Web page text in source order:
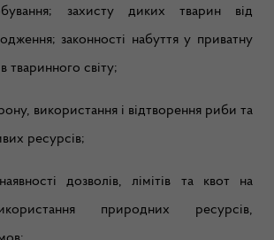
захисту диких тварин від
законності набуття у приватну
тваринного світу;
використання і відтворення риби та
ресурсів;
дозволів, лімітів та квот на
природних ресурсів,